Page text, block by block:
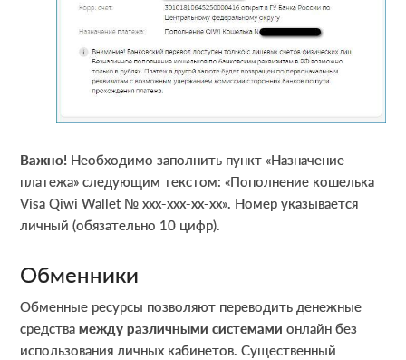
Важно! Необходимо заполнить пункт «Назначение
платежа» следующим текстом: «Пополнение кошелька
Visa Qiwi Wallet № ххх-ххх-хх-хх». Номер указывается
личный (обязательно 10 цифр).
Обменники
Обменные ресурсы позволяют переводить денежные
средствамежду различными системами онлайн без
использования личных кабинетов. Существенный